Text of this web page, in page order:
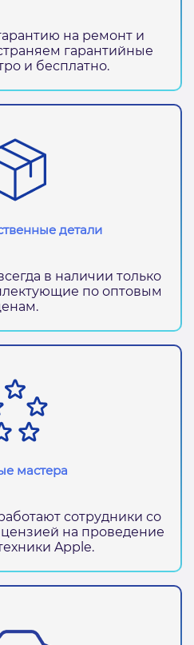
на ремонт и
гарантийные
и бесплатно.
детали
в наличии только
по оптовым
мастера
сотрудники со
на проведение
Apple.